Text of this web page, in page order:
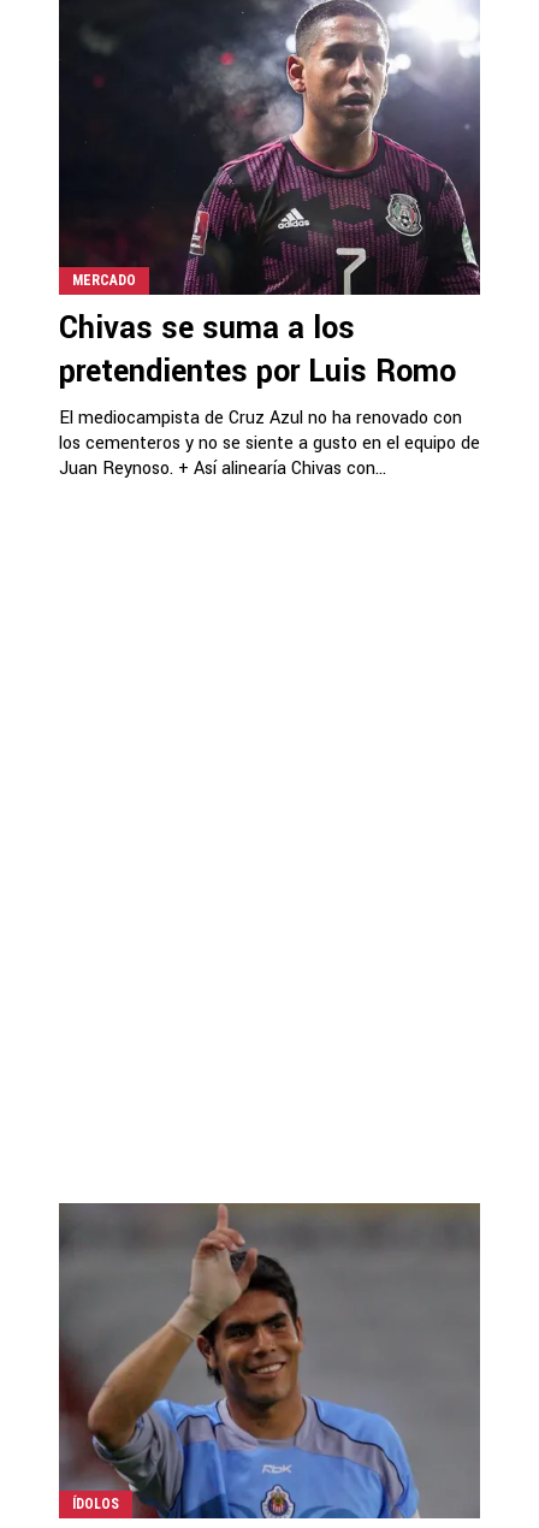
MERCADO
Chivas se suma a los
pretendientes por Luis Romo
El mediocampista de Cruz Azul no ha renovado con
los cementeros y no se siente a gusto en el equipo de
Juan Reynoso. + Así alinearía Chivas con...
ÍDOLOS